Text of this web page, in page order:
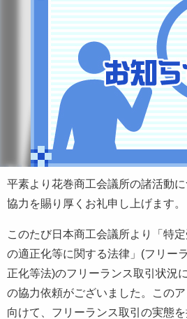
平素より花巻商工会議所の諸活動
協力を賜り厚くお礼申し上げます。
このたび日本商工会議所より「特定
の適正化等に関する法律」(フリー
正化等法)のフリーランス取引状況
の協力依頼がございました。この
向けて、フリーランス取引の実態